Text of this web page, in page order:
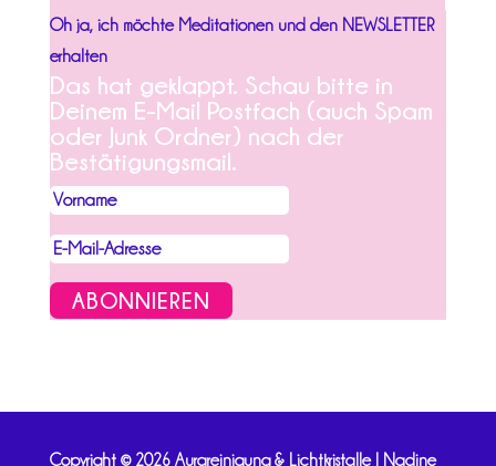
Oh ja, ich möchte Meditationen und den NEWSLETTER
erhalten
Das hat geklappt. Schau bitte in
Deinem E-Mail Postfach (auch Spam
oder Junk Ordner) nach der
Bestätigungsmail.
ABONNIEREN
Copyright © 2026 Aurareinigung & Lichtkristalle | Nadine